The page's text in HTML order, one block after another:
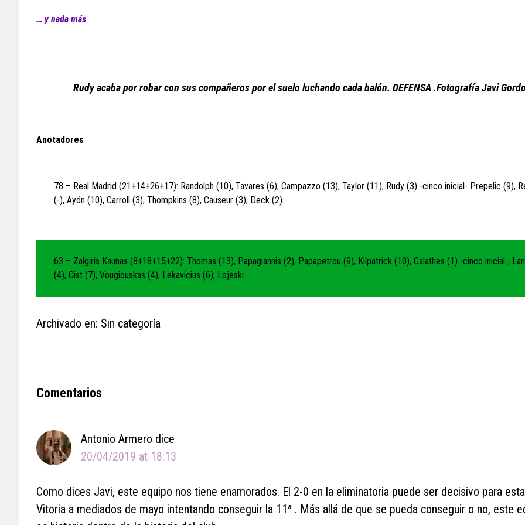
… y nada más
Rudy acaba por robar con sus compañeros por el suelo luchando cada balón. DEFENSA .Fotografía Javi Gordo
Anotadores
78 – Real Madrid (21+14+26+17): Randolph (10), Tavares (6), Campazzo (13), Taylor (11), Rudy (3) -cinco inicial- Prepelic (9),
(-), Ayón (10), Carroll (3), Thompkins (8), Causeur (3), Deck (2).
63 – Zalgiris Kaunas (8+18+15+22): Thomas (13), Papagiannis (2), Papapetrou (9), Kilpatrick (10), Calathes (1) -cinco inicial-,
(4), Gist (7), Vougiouskas (4), Lekavicius (6), Lojeski
Archivado en: Sin categoría
Reader
Comentarios
Antonio Armero dice
20/04/2019 at 18:13
Como dices Javi, este equipo nos tiene enamorados. El 2-0 en la eliminatoria puede ser decisivo para
Vitoria a mediados de mayo intentando conseguir la 11ª . Más allá de que se pueda conseguir o no, este